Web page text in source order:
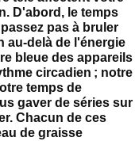
D'abord, le temps
pas à bruler
au-delà de l'énergie
bleue des appareils
circadien ; notre
temps de
gaver de séries sur
Chacun de ces
de graisse